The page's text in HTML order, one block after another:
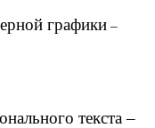
графики –
текста –